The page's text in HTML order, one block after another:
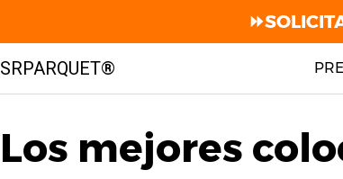
SRPARQUET®
Los mejores